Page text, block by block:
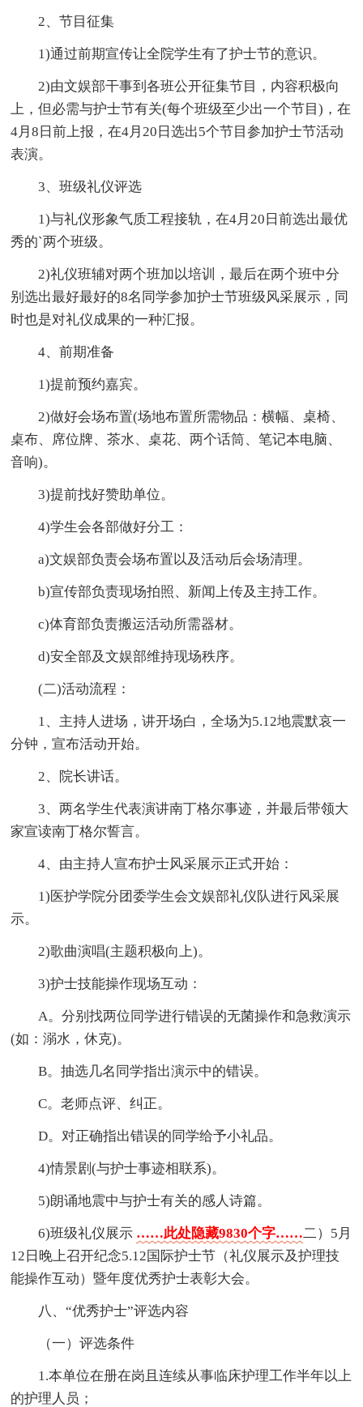
2、节目征集
1)通过前期宣传让全院学生有了护士节的意识。
2)由文娱部干事到各班公开征集节目，内容积极向
上，但必需与护士节有关(每个班级至少出一个节目)，在
4月8日前上报，在4月20日选出5个节目参加护士节活动
表演。
3、班级礼仪评选
1)与礼仪形象气质工程接轨，在4月20日前选出最优
秀的`两个班级。
2)礼仪班辅对两个班加以培训，最后在两个班中分
别选出最好最好的8名同学参加护士节班级风采展示，同
时也是对礼仪成果的一种汇报。
4、前期准备
1)提前预约嘉宾。
2)做好会场布置(场地布置所需物品：横幅、桌椅、
桌布、席位牌、茶水、桌花、两个话筒、笔记本电脑、
音响)。
3)提前找好赞助单位。
4)学生会各部做好分工：
a)文娱部负责会场布置以及活动后会场清理。
b)宣传部负责现场拍照、新闻上传及主持工作。
c)体育部负责搬运活动所需器材。
d)安全部及文娱部维持现场秩序。
(二)活动流程：
1、主持人进场，讲开场白，全场为5.12地震默哀一
分钟，宣布活动开始。
2、院长讲话。
3、两名学生代表演讲南丁格尔事迹，并最后带领大
家宣读南丁格尔誓言。
4、由主持人宣布护士风采展示正式开始：
1)医护学院分团委学生会文娱部礼仪队进行风采展
示。
2)歌曲演唱(主题积极向上)。
3)护士技能操作现场互动：
A。分别找两位同学进行错误的无菌操作和急救演示
(如：溺水，休克)。
B。抽选几名同学指出演示中的错误。
C。老师点评、纠正。
D。对正确指出错误的同学给予小礼品。
4)情景剧(与护士事迹相联系)。
5)朗诵地震中与护士有关的感人诗篇。
6)班级礼仪展示 ……此处隐藏9830个字……二）5月
12日晚上召开纪念5.12国际护士节（礼仪展示及护理技
能操作互动）暨年度优秀护士表彰大会。
八、“优秀护士”评选内容
（一）评选条件
1.本单位在册在岗且连续从事临床护理工作半年以上
的护理人员；